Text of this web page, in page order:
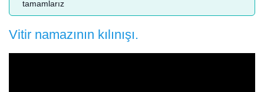
tamamlarız
Vitir namazının kılınışı.